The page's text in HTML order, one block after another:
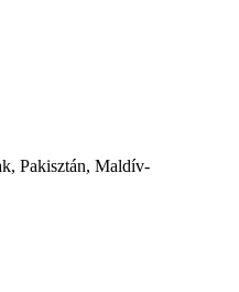
Pakisztán, Maldív-